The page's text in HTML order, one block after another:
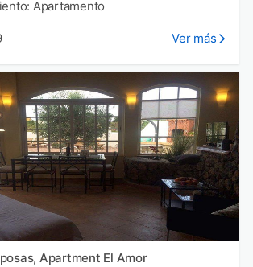
Apartamento
Ver más
Apartment El Amor